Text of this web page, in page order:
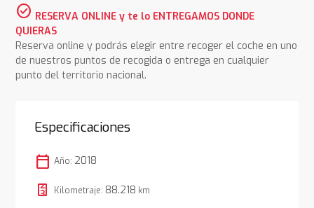
check_circle RESERVA ONLINE y te lo ENTREGAMOS DONDE
QUIERAS
Reserva online y podrás elegir entre recoger el coche en uno
de nuestros puntos de recogida o entrega en cualquier
punto del territorio nacional.
Especificaciones
calendar_today Año: 2018
Kilometraje: 88.218 km